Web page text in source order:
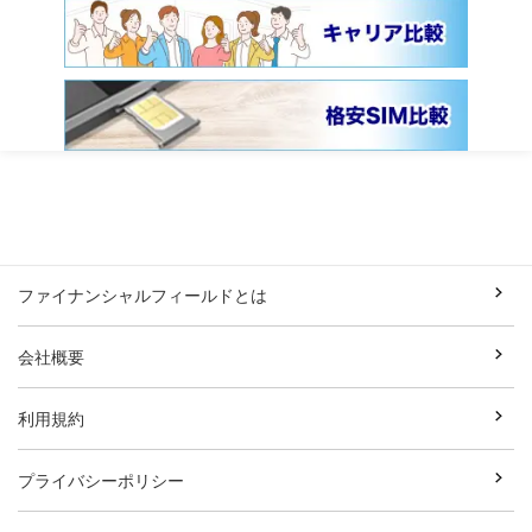
ファイナンシャルフィールドとは
会社概要
利用規約
プライバシーポリシー